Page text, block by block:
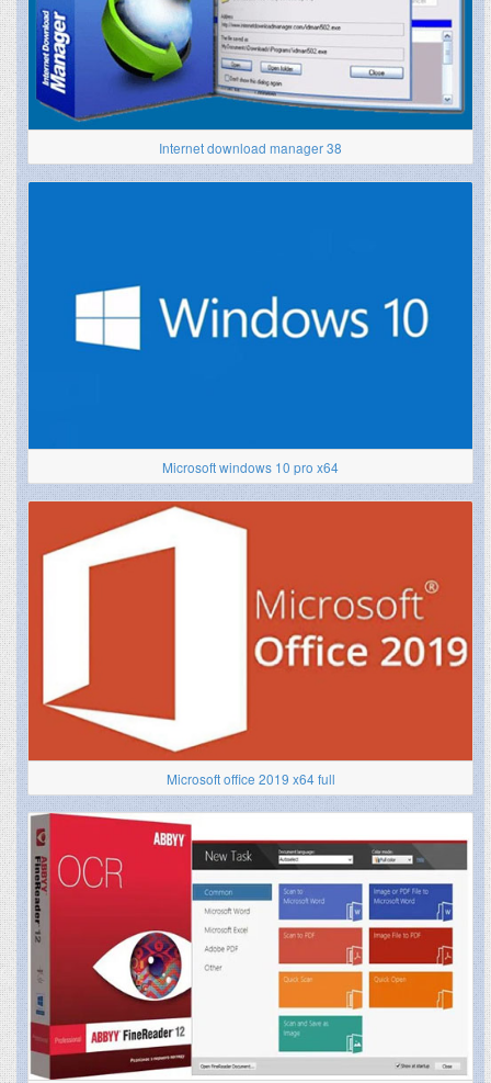
Internet download manager 38
Microsoft windows 10 pro x64
Microsoft office 2019 x64 full